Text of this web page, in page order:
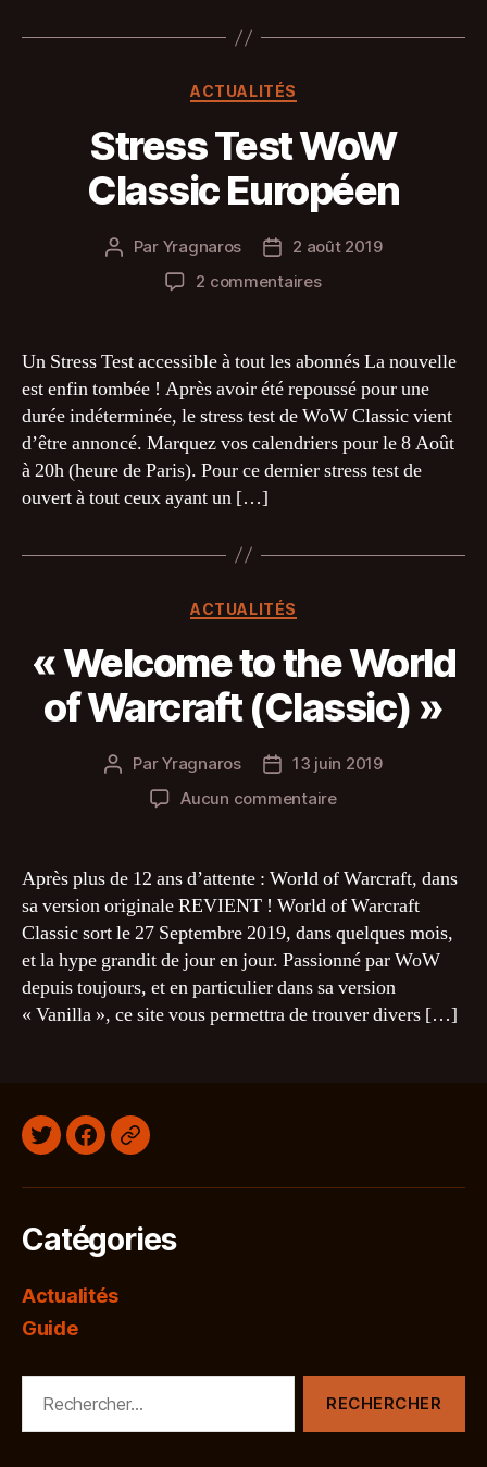
Catégories
ACTUALITÉS
Stress Test WoW
Classic Européen
Auteur
Par Yragnaros
Date2 août 2019
2 commentairessur
WoW
Européen
Un Stress Test accessible à tout les abonnés La nouvelle
est enfin tombée ! Après avoir été repoussé pour une
durée indéterminée, le stress test de WoW Classic vient
d’être annoncé. Marquez vos calendriers pour le 8 Août
à 20h (heure de Paris). Pour ce dernier stress test de
ouvert à tout ceux ayant un […]
Catégories
ACTUALITÉS
« Welcome to the World
of Warcraft (Classic) »
Auteur
l’article
ParYragnaros
Date13 juin 2019
Aucun commentairesur
the
of
Warcraft
(Classic) »
Après plus de 12 ans d’attente : World of Warcraft, dans
sa version originale REVIENT ! World of Warcraft
Classic sort le 27 Septembre 2019, dans quelques mois,
et la hype grandit de jour en jour. Passionné par WoW
depuis toujours, et en particulier dans sa version
« Vanilla », ce site vous permettra de trouver divers […]
TwitterFacebook
Discord
Catégories
Actualités
Guide